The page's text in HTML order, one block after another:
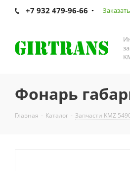
+7 932 479-96-66
Фонарь
Главная - Каталог - Запчасти KMZ